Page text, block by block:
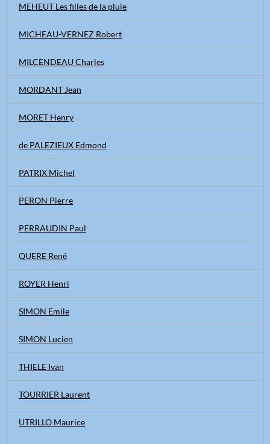
MEHEUT Les filles de la pluie
MICHEAU-VERNEZ Robert
MILCENDEAU Charles
MORDANT Jean
MORET Henry
de PALEZIEUX Edmond
PATRIX Michel
PERON Pierre
PERRAUDIN Paul
QUERE René
ROYER Henri
SIMON Emile
SIMON Lucien
THIELE Ivan
TOURRIER Laurent
UTRILLO Maurice